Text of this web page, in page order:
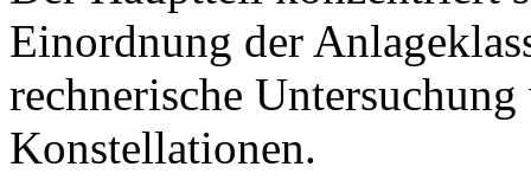
Einordnung der
rechnerische
Konstellationen.